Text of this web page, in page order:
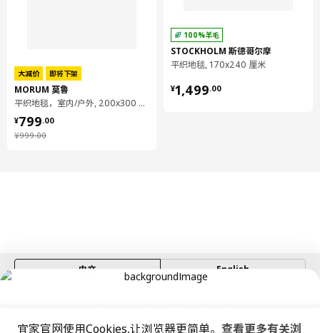
大减价 即将下架
MORUM 莫鲁
平织地毯，室内/户外, 200x300 厘米
¥999.00
¥ 999.00
¥799.00
¥ 799.00
100%羊毛
STOCKHOLM 斯德哥尔摩
平织地毯, 170x240 厘米
¥1,499.00
¥ 1499.00
中文 English
宜家官网使用Cookies,让浏览器更简单。 查看更多有关浏